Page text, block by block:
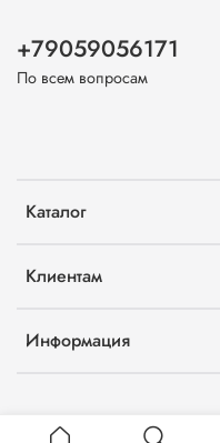
Каталог
Клиентам
Информация
+79059056171
По всем вопросам